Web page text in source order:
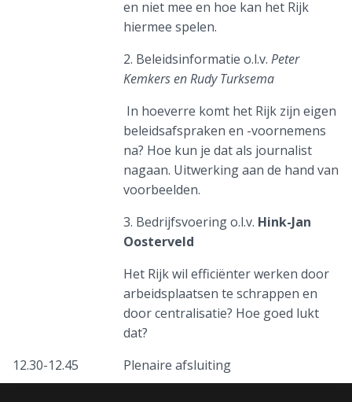
en niet mee en hoe kan het Rijk
hiermee spelen.
2. Beleidsinformatie o.l.v. Peter
Kemkers en Rudy Turksema
In hoeverre komt het Rijk zijn eigen
beleidsafspraken en -voornemens
na? Hoe kun je dat als journalist
nagaan. Uitwerking aan de hand van
voorbeelden.
3. Bedrijfsvoering o.l.v. Hink-Jan
Oosterveld
Het Rijk wil efficiënter werken door
arbeidsplaatsen te schrappen en
door centralisatie? Hoe goed lukt
dat?
12.30-12.45
Plenaire afsluiting